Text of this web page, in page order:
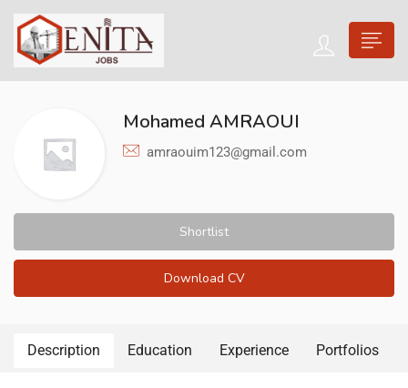
Mohamed AMRAOUI
amraouim123@gmail.com
Shortlist
Download CV
Description Education Experience Portfolios